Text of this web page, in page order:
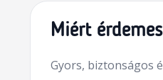
Miért
Gyors, biztonságos